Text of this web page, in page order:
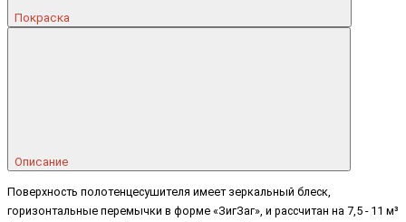
Покраска
Описание
Поверхность полотенцесушителя имеет зеркальный блеск,
горизонтальные перемычки в форме «ЗигЗаг», и рассчитан на 7,5 - 11 м³